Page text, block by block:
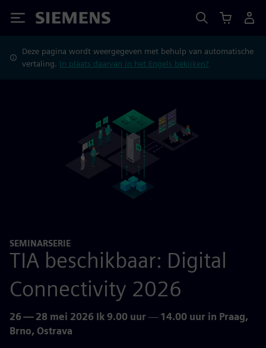
Siemens
Deze pagina wordt weergegeven met behulp van automatische
vertaling. In plaats daarvan in het Engels bekijken?
SEMINARSERIE
TIA beschikbaar: Digital
Connectivity 2026
26 — 28 mei 2026 Ik 9.00 uur— 14.00 uur in Praag,
Brno, Ostrava